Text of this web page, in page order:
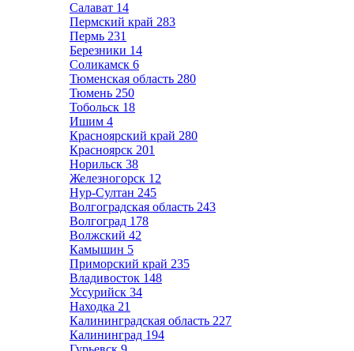
Салават 14
Пермский край 283
Пермь 231
Березники 14
Соликамск 6
Тюменская область 280
Тюмень 250
Тобольск 18
Ишим 4
Красноярский край 280
Красноярск 201
Норильск 38
Железногорск 12
Нур-Султан 245
Волгоградская область 243
Волгоград 178
Волжский 42
Камышин 5
Приморский край 235
Владивосток 148
Уссурийск 34
Находка 21
Калининградская область 227
Калининград 194